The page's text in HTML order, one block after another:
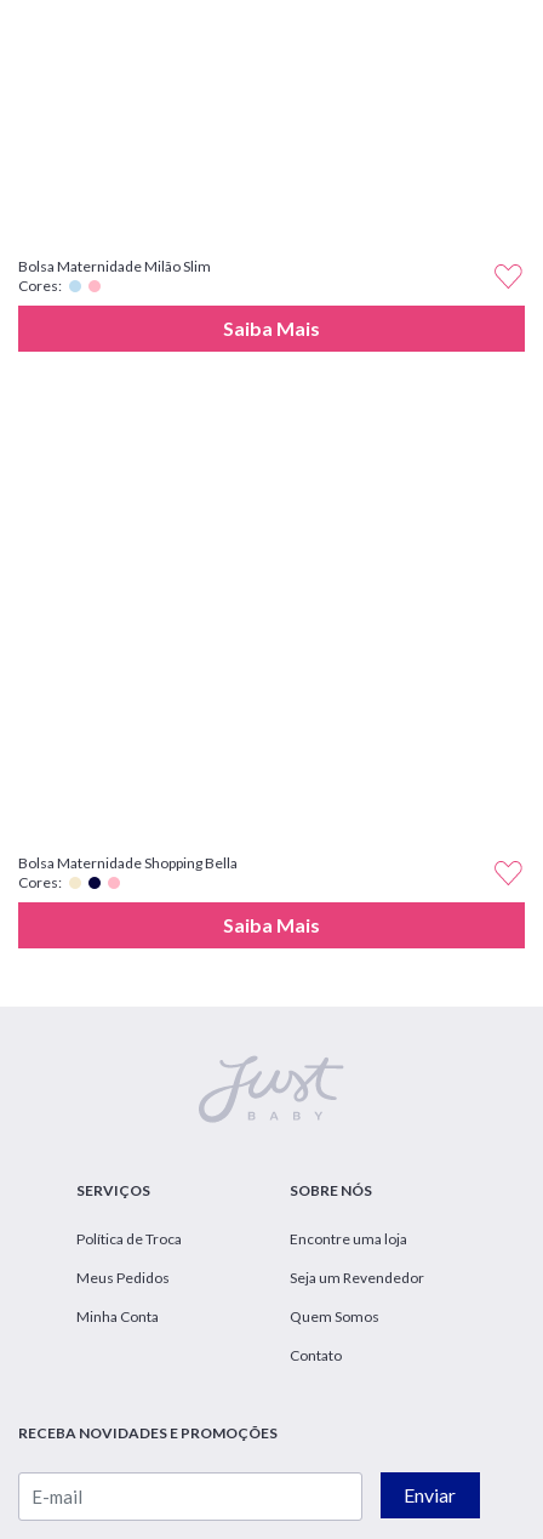
Bolsa Maternidade Milão Slim
Cores:
Saiba Mais
Bolsa Maternidade Shopping Bella
Cores:
Saiba Mais
SERVIÇOS
Política de Troca
Meus Pedidos
Minha Conta
SOBRE NÓS
Encontre uma loja
Seja um Revendedor
Quem Somos
Contato
RECEBA NOVIDADES E PROMOÇÕES
Enviar